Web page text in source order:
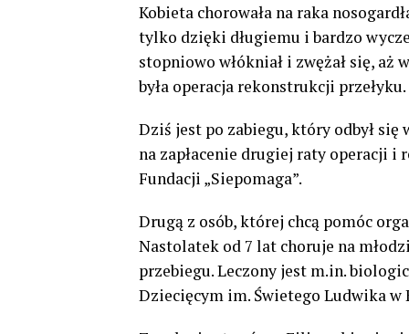
Kobieta chorowała na raka
tylko dzięki długiemu i bardzo
stopniowo włókniał i zwężał się, aż
była operacja rekonstrukcji przełyku.
Dziś jest po zabiegu, który odbył
na zapłacenie drugiej raty operacji i
Fundacji „Siepomaga”.
Drugą z osób, której chcą pomóc
Nastolatek od 7 lat choruje na
przebiegu. Leczony jest m.in.
Dziecięcym im. Świetego Ludwika w